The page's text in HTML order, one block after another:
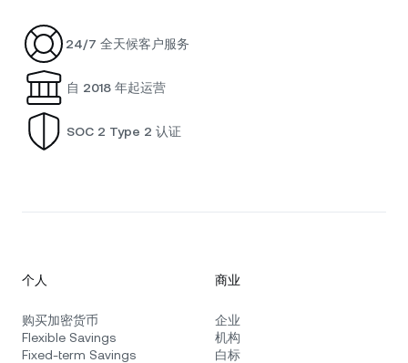
24/7 全天候客户服务
自 2018 年起运营
SOC 2 Type 2 认证
个人
购买加密货币
Flexible Savings
Fixed-term Savings
商业
企业
机构
白标